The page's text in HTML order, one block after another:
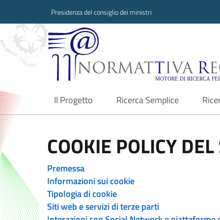
Presidenza del consiglio dei ministri
Normattiva
Il Progetto
current Ricerca Semplice
COOKIE POLICY
Premessa
Informazioni sui cookie
Tipologia di cookie
Siti web e servizi di terze parti